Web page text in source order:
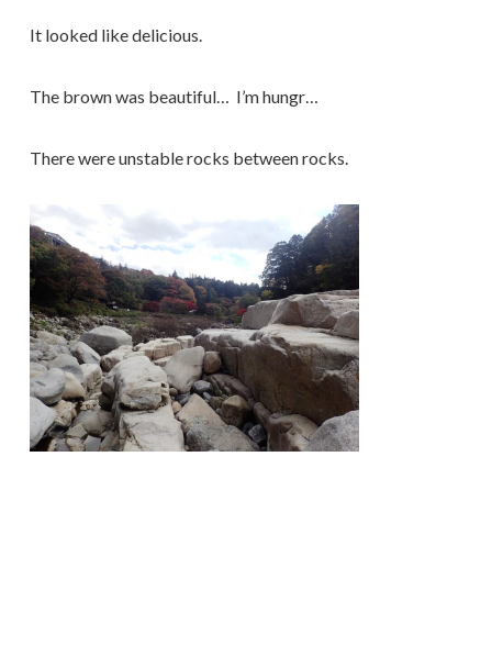
It looked like delicious.
The brown was beautiful… I’m hungr…
There were unstable rocks between rocks.